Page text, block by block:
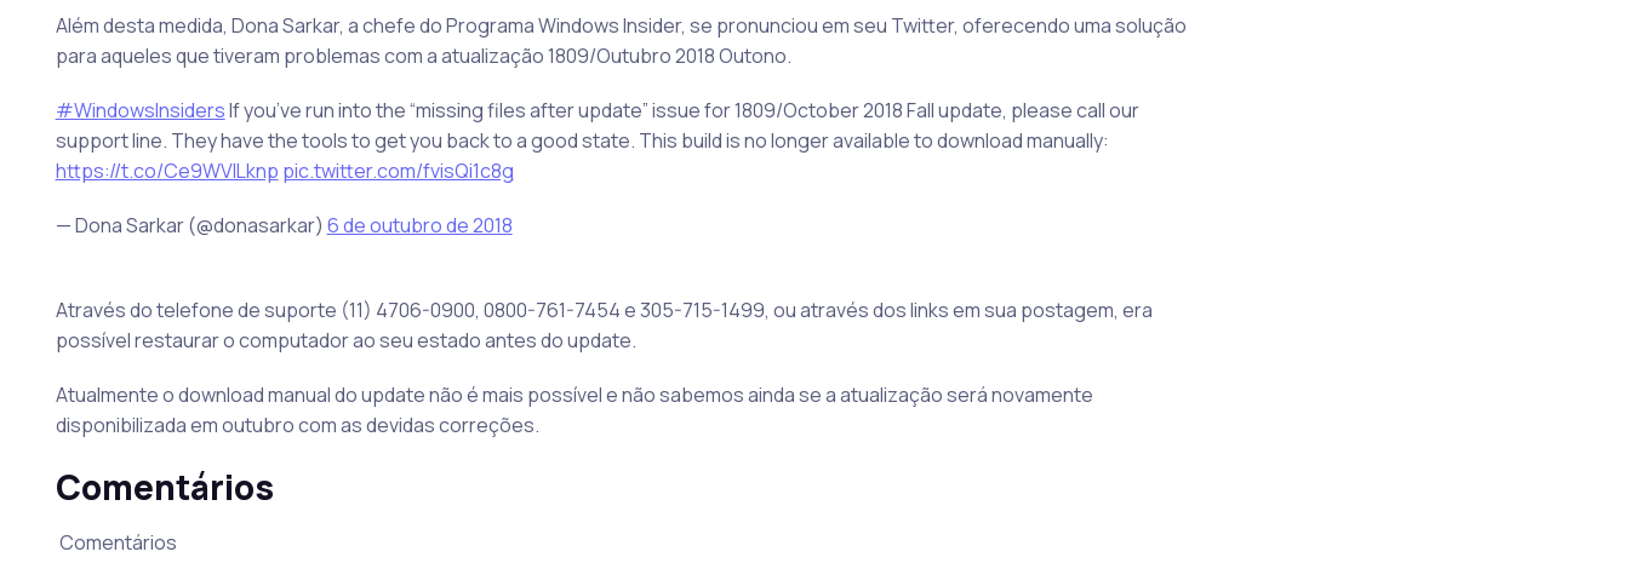
Além desta medida, Dona Sarkar, a chefe do Programa Windows Insider, se pronunciou em seu Twitter, oferecendo uma solução
para aqueles que tiveram problemas com a atualização 1809/Outubro 2018 Outono.
#WindowsInsidersIf you’ve run into the “missing files after update” issue for 1809/October 2018 Fall update, please call our
support line. They have the tools to get you back to a good state. This build is no longer available to download manually:
https://t.co/Ce9WVILknp pic.twitter.com/fvisQi1c8g
— Dona Sarkar (@donasarkar) 6 de outubro de 2018
Através do telefone de suporte (11) 4706-0900, 0800-761-7454 e 305-715-1499, ou através dos links em sua postagem, era
possível restaurar o computador ao seu estado antes do update.
Atualmente o download manual do update não é mais possível e não sabemos ainda se a atualização será novamente
disponibilizada em outubro com as devidas correções.
Comentários
Comentários